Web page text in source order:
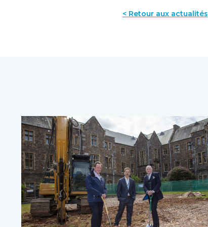
< Retour aux actualités